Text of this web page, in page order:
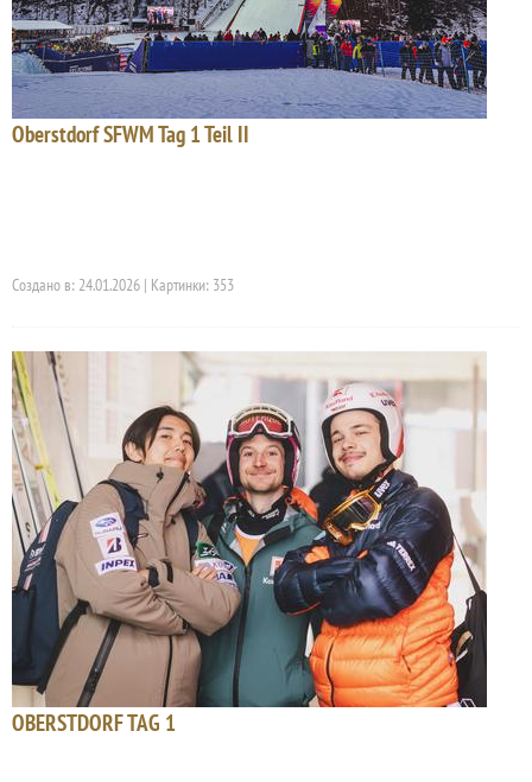
Oberstdorf SFWM Tag 1 Teil II
Создано в: 24.01.2026 | Картинки: 353
OBERSTDORF TAG 1